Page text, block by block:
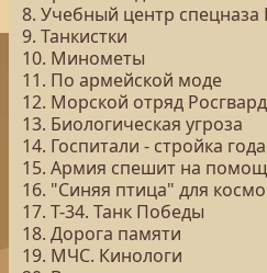
8. Учебный центр спецназа
9. Танкистки
10. Минометы
11. По армейской моде
12. Морской отряд
13. Биологическая угроза
14. Госпитали - стройка
15. Армия спешит на
16. "Синяя птица" для
17. Т-34. Танк Победы
18. Дорога памяти
19. МЧС. Кинологи